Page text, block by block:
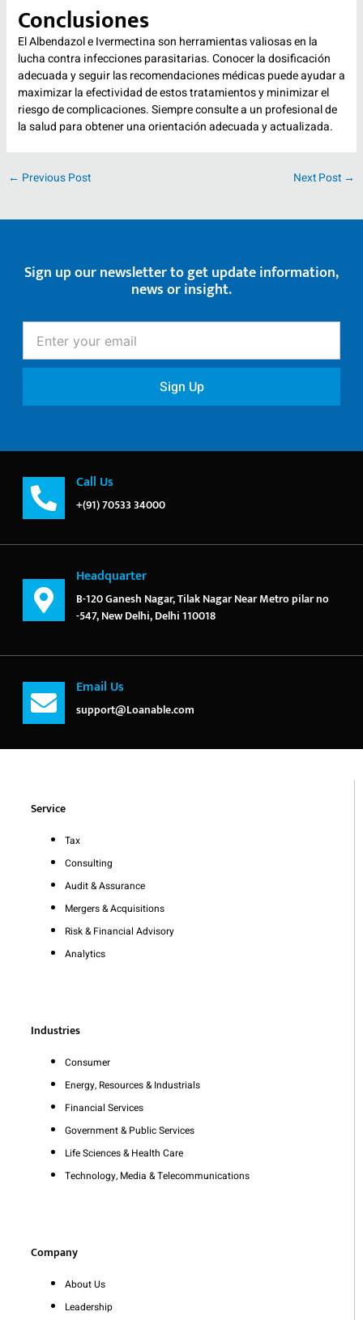
Conclusiones
El Albendazol e Ivermectina son herramientas valiosas en la
lucha contra infecciones parasitarias. Conocer la dosificación
adecuada y seguir las recomendaciones médicas puede ayudar a
maximizar la efectividad de estos tratamientos y minimizar el
riesgo de complicaciones. Siempre consulte a un profesional de
la salud para obtener una orientación adecuada y actualizada.
← Previous Post Next Post →
Sign up our newsletter to get update information,
news or insight.
your
email
Sign Up
Call Us
+(91) 70533 34000
Headquarter
B-120 Ganesh Nagar, Tilak Nagar Near Metro pilar no
-547, New Delhi, Delhi 110018
Email Us
support@Loanable.com
Service
Tax
Consulting
Audit & Assurance
Mergers & Acquisitions
Risk & Financial Advisory
Analytics
Industries
Consumer
Energy, Resources & Industrials
Financial Services
Government & Public Services
Life Sciences & Health Care
Technology, Media & Telecommunications
Company
About Us
Leadership